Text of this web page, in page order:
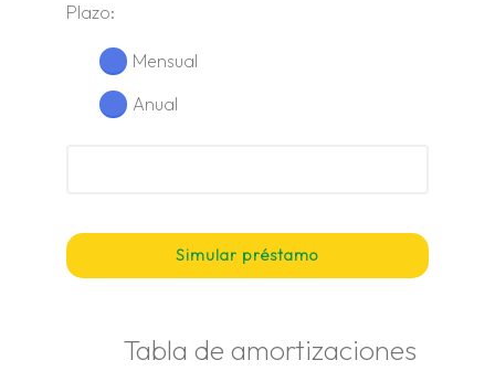
Plazo:
Mensual
Anual
Simular préstamo
Tabla de amortizaciones